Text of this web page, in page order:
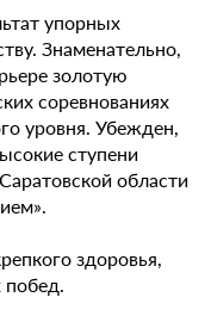
упорных
Знаменательно,
золотую
соревнованиях
уровня. Убежден,
ступени
области
здоровья,
побед.